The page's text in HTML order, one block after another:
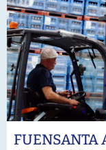
FUENSANTA